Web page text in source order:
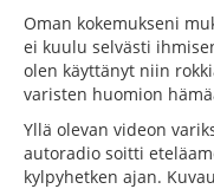
Oman kokemukseni
ei kuulu selvästi
olen käyttänyt niin
varisten huomion
Yllä olevan videon
autoradio soitti
kylpyhetken ajan.